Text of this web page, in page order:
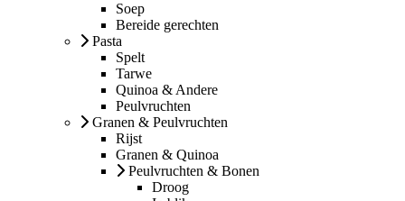
Soep
Bereide gerechten
Pasta
Spelt
Tarwe
Quinoa & Andere
Peulvruchten
Granen & Peulvruchten
Rijst
Granen & Quinoa
Peulvruchten & Bonen
Droog